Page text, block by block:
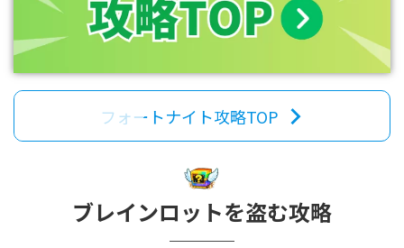
フォートナイト攻略TOP
ブレインロットを盗む攻略